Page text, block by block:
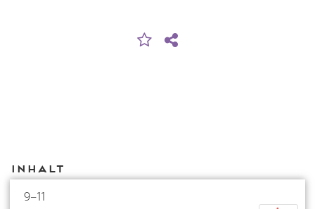
Inhalt
9–11